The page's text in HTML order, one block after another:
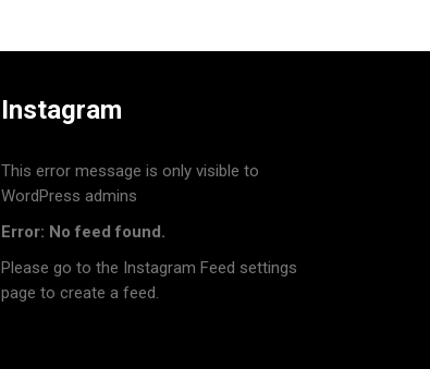
Instagram
This error message is only visible to
WordPress admins
Error: No feed found.
Please go to the Instagram Feed settings
page to create a feed.